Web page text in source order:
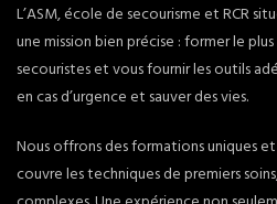
L’ASM, école de secourisme et RCR
une mission bien précise : former le
secouristes et vous fournir les outils
en cas d’urgence et sauver des vies.
Nous offrons des formations uniques
couvre les techniques de premiers